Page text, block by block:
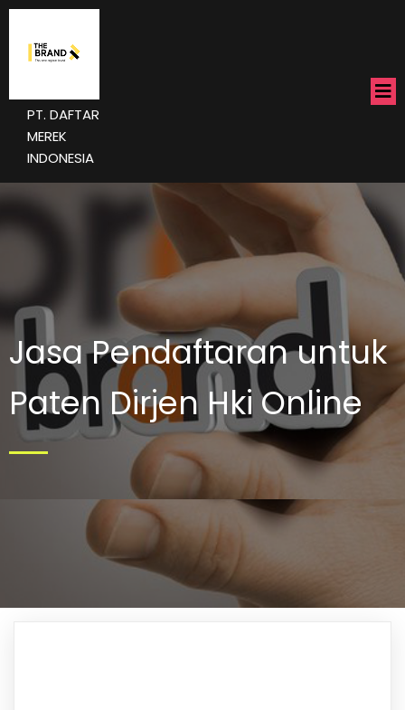
PT. DAFTAR
MEREK
INDONESIA
Jasa Pendaftaran untuk
Paten Dirjen Hki Online